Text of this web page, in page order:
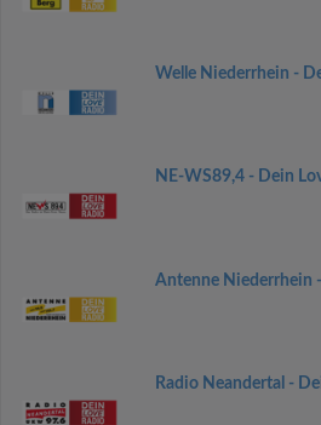
Welle Niederrhein -
NE-WS89,4 - Dein
Antenne Niederrhein
Radio Neandertal -